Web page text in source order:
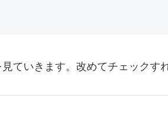
ていきます。改めてチェックす